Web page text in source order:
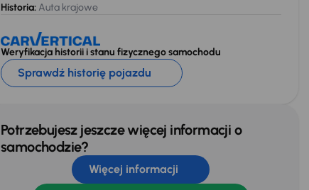
Historia: Auta krajowe
Weryfikacja historii i stanu fizycznego samochodu
Sprawdź historię pojazdu
Potrzebujesz jeszcze więcej informacji o
samochodzie?
Więcej informacji